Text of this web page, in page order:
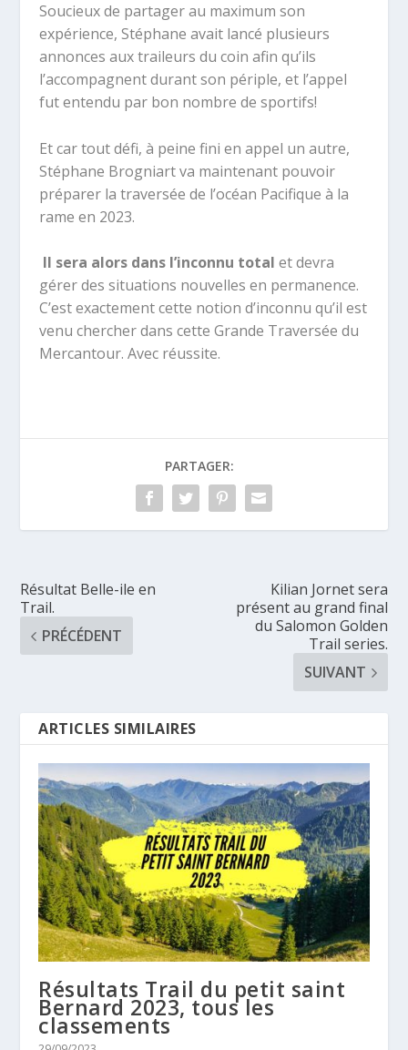
Soucieux de partager au maximum son
expérience, Stéphane avait lancé plusieurs
annonces aux traileurs du coin afin qu’ils
l’accompagnent durant son périple, et l’appel
fut entendu par bon nombre de sportifs!
Et car tout défi, à peine fini en appel un autre,
Stéphane Brogniart va maintenant pouvoir
préparer la traversée de l’océan Pacifique à la
rame en 2023.
Il sera alors dans l’inconnu total et devra
gérer des situations nouvelles en permanence.
C’est exactement cette notion d’inconnu qu’il est
venu chercher dans cette Grande Traversée du
Mercantour. Avec réussite.
PARTAGER:
Résultat Belle-ile en
Trail.
PRÉCÉDENT
Kilian Jornet sera
présent au grand final
du Salomon Golden
Trail series.
SUIVANT
ARTICLES SIMILAIRES
Résultats Trail du petit saint
Bernard 2023, tous les
classements